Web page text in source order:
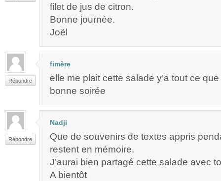
filet de jus de citron.
Bonne journée.
Joël
Répondre
fimère
elle me plait cette salade y’a tout ce que
bonne soirée
Répondre
Nadji
Que de souvenirs de textes appris
restent en mémoire.
J’aurai bien partagé cette salade avec
A bientôt